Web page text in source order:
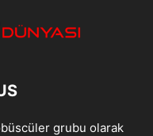
grubu olarak